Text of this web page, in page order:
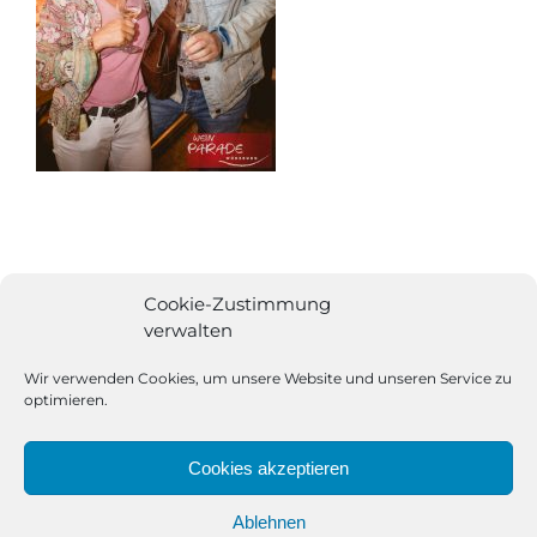
Cookie-Zustimmung
verwalten
Wir verwenden Cookies, um unsere Website und unseren Service zu
optimieren.
Cookies akzeptieren
Ablehnen